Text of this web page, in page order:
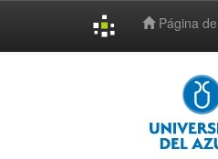
Página